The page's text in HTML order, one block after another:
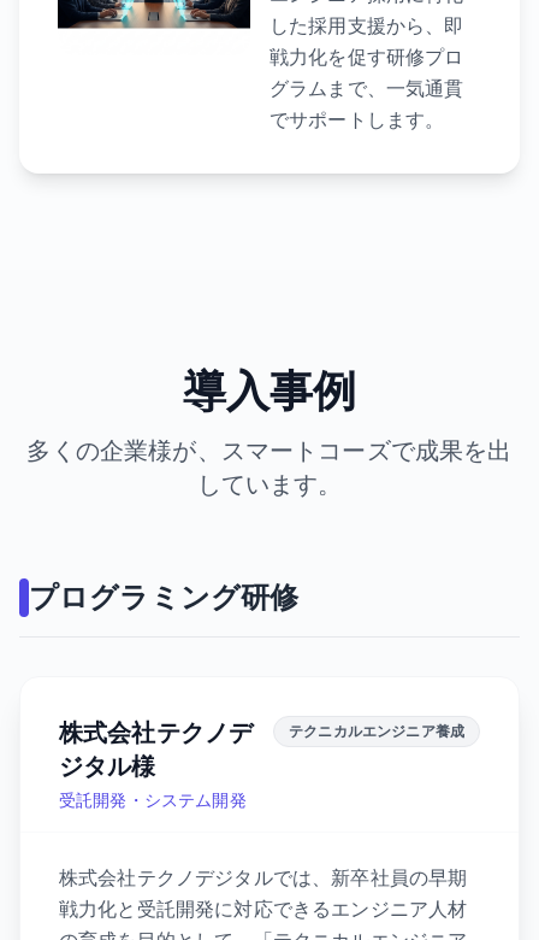
した採用支援から、即
戦力化を促す研修プロ
グラムまで、一気通貫
でサポートします。
導入事例
多くの企業様が、スマートコーズで成果を出
しています。
プログラミング研修
株式会社テクノデ
ジタル様
受託開発・システム開発
テクニカルエンジニア養成
株式会社テクノデジタルでは、新卒社員の早期
戦力化と受託開発に対応できるエンジニア人材